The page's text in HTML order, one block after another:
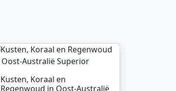
Kusten, Koraal en
Regenwoud in Oost-Australië